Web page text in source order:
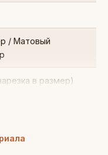
/ Матовый
в размер)
RAL